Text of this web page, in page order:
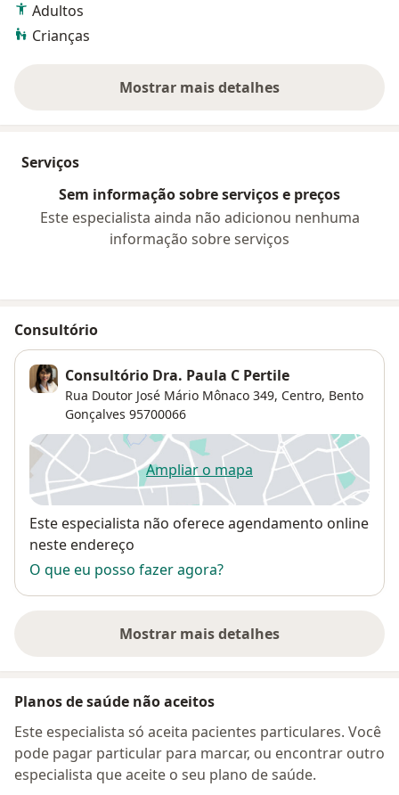
Adultos
Crianças
Mostrar mais detalhes
sobre a experiência
Serviços
Sem informação sobre serviços e preços
Este especialista ainda não adicionou nenhuma
informação sobre serviços
Consultório
Consultório Dra. Paula C Pertile
Rua Doutor José Mário Mônaco 349, Centro, Bento
Gonçalves 95700066
Ampliar o mapaabre num novo separador
Disponibilidade
Este especialista não oferece agendamento online
neste endereço
O que eu posso fazer agora?
Mostrar mais detalhes
sobre o endereço
Planos de saúde não aceitos
Este especialista só aceita pacientes particulares. Você
pode pagar particular para marcar, ou encontrar outro
especialista que aceite o seu plano de saúde.